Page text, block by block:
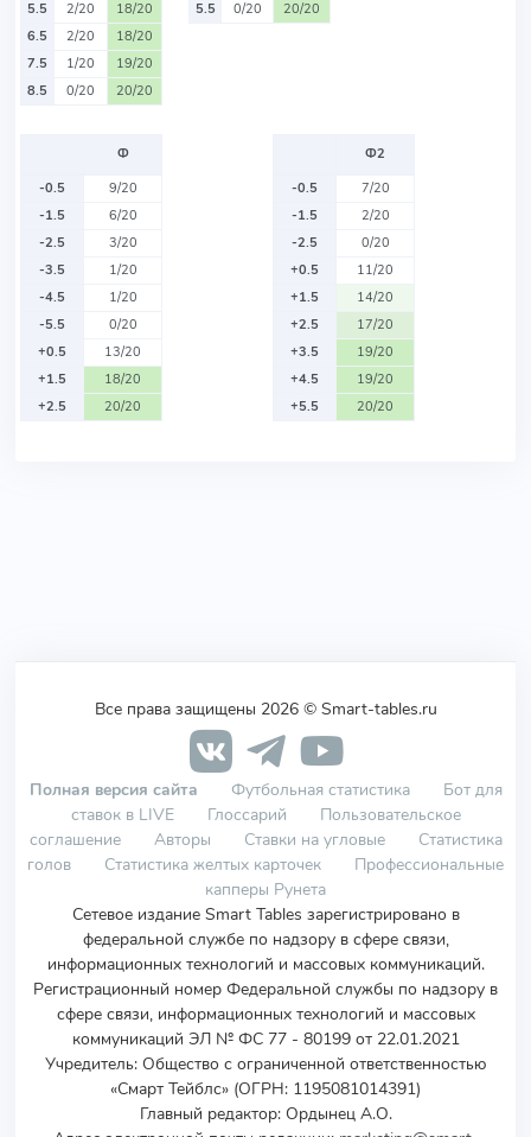
5.5
2/20
18/20
6.5
2/20
18/20
7.5
1/20
19/20
8.5
0/20 20/20
5.5
0/20 20/20
Ф
-0.5
9/20
-1.5
6/20
-2.5
3/20
-3.5
1/20
-4.5
1/20
-5.5
0/20
+0.5
13/20
+1.5
18/20
+2.5
20/20
Ф2
-0.5
7/20
-1.5
2/20
-2.5
0/20
+0.5
11/20
+1.5
14/20
+2.5
17/20
+3.5
19/20
+4.5
19/20
+5.5
20/20
Все права защищены 2026 © Smart-tables.ru
Полная версия сайта Футбольная статистика
Бот для
ставок в LIVE
Глоссарий
Пользовательское
соглашение
Авторы Ставки на угловые
Статистика
голов
Статистика желтых карточек
Профессиональные
капперы Рунета
Сетевое издание Smart Tables зарегистрировано в
федеральной службе по надзору в сфере связи,
информационных технологий и массовых коммуникаций.
Регистрационный номер Федеральной службы по надзору в
сфере связи, информационных технологий и массовых
коммуникаций ЭЛ № ФС 77 - 80199 от 22.01.2021
Учредитель: Общество с ограниченной ответственностью
«Смарт Тейблс» (ОГРН: 1195081014391)
Главный редактор: Ордынец А.О.